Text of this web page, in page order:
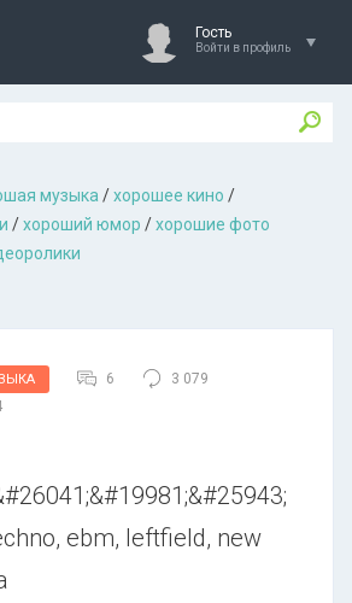
Гость
Войти в профиль
музыкa /хорошее кино /
/хороший юмор /хорошие фото
6
3 079
ebm, leftfield, new